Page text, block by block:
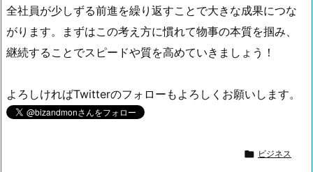
全社員が少しずる前進を繰り返すことで大きな成果につな
がります。まずはこの考え方に慣れて物事の本質を掴み、
継続することでスピードや質を高めていきましょう！
よろしければTwitterのフォローもよろしくお願いします。
 ビジネス